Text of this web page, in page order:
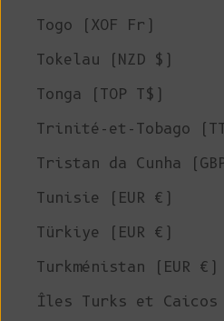
Togo (XOF Fr)
Tokelau (NZD $)
Tonga (TOP T$)
Trinité-et-Tobago
Tristan da Cunha
Tunisie (EUR €)
Türkiye (EUR €)
Turkménistan (EUR €)
Îles Turks et Caicos